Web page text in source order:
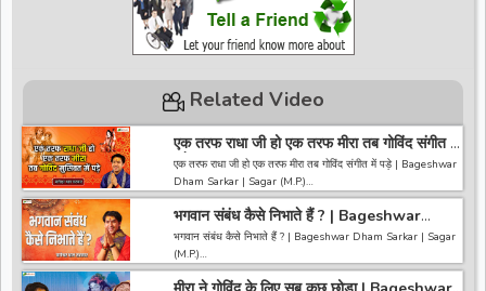
Related Video
एक तरफ राधा जी हो एक तरफ मीरा तब गोविंद संगीत में
पड़े | Bageshwar Dham Sarkar | Sagar
(M.P.)
एक तरफ राधा जी हो एक तरफ मीरा तब गोविंद संगीत में पड़े | Bageshwar
Dham Sarkar | Sagar (M.P.)
------------------------------------------------------------------
------------------------------------
अगर आपको हमारी वीडियो अच्छी लगी तो हमारे चैनल को सब्सक्राइब करना
ना भूले और वीडियो को लाइक करे कमेंट करे और शेयर करे.
https://bit.ly/2HNBbHd
भगवान संबंध कैसे निभाते हैं ? | Bageshwar
Dham Sarkar | Sagar (M.P.)
भगवान संबंध कैसे निभाते हैं ? | Bageshwar Dham Sarkar | Sagar
(M.P.)